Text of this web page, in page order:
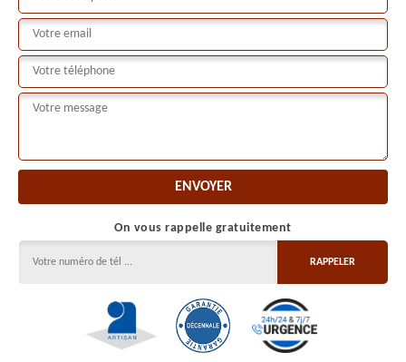
On vous rappelle gratuitement